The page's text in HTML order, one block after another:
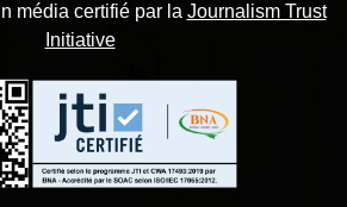
média certifié par la Journalism Trust
Initiative